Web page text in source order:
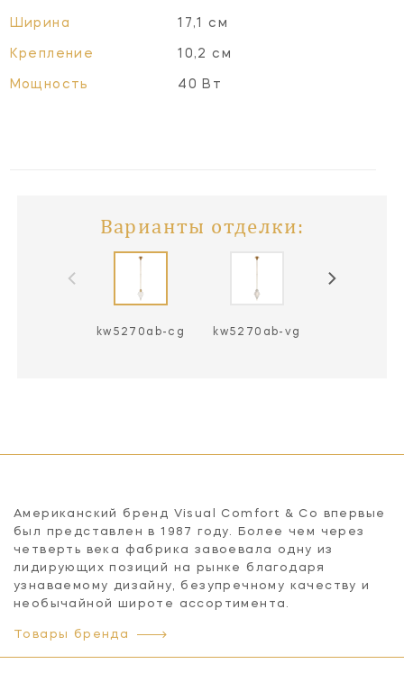
Ширина 17,1 см
Крепление 10,2 см
Мощность 40 Вт
Варианты отделки:
kw5270ab-cg kw5270ab-vg
Американский бренд Visual Comfort & Co впервые
был представлен в 1987 году. Более чем через
четверть века фабрика завоевала одну из
лидирующих позиций на рынке благодаря
узнаваемому дизайну, безупречному качеству и
необычайной широте ассортимента.
Товары бренда